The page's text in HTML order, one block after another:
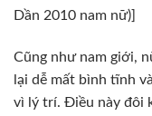
Dần 2010 nam nữ)]
Cũng như nam giới,
lại dễ mất bình tĩnh
vì lý trí. Điều này đôi